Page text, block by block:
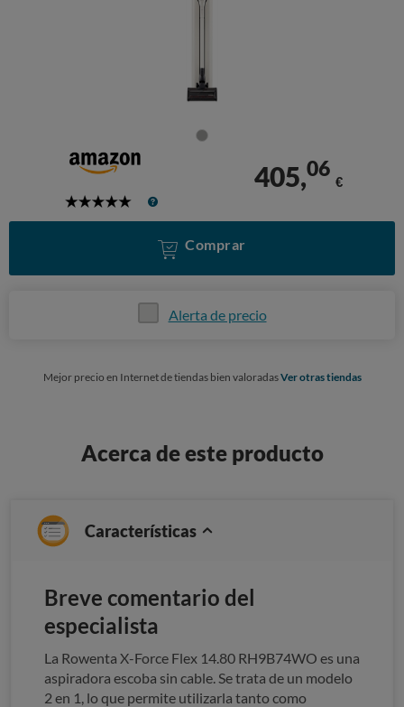
5
405,06
€
Comprar
Alerta de precio
Mejor precio en Internet de tiendas bien valoradasVer otras tiendas
Acerca de este producto
Características
Breve comentario del
especialista
La Rowenta X-Force Flex 14.80 RH9B74WO es una
aspiradora escoba sin cable. Se trata de un modelo
2 en 1, lo que permite utilizarla tanto como